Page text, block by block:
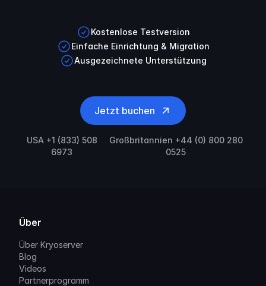
Kostenlose Testversion
Einfache Einrichtung & Migration
Ausgezeichnete Unterstützung
Jetzt buchen
USA +1 (833) 508
6973
Großbritannien +44 (0) 800 280
0525
Über
Über Kryoserver
Blog
Videos
Partnerprogramm